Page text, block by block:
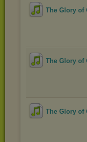
The Glory of
The Glory of
The Glory of